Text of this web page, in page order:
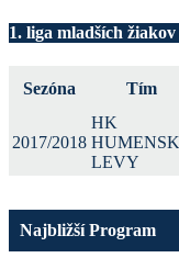
1. liga mladších
Sezóna Tím
2017/2018
HK
LEVY
Najbližší Program